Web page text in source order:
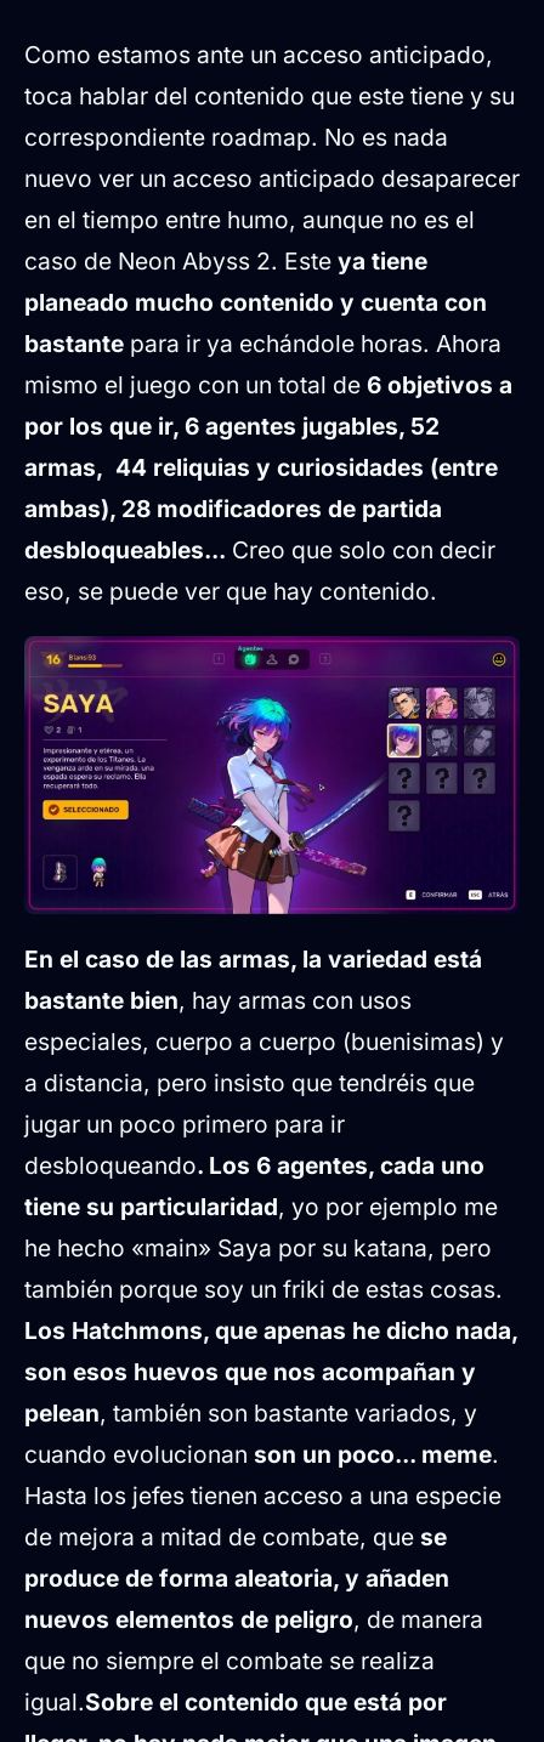
Como estamos ante un acceso anticipado,
toca hablar del contenido que este tiene y su
correspondiente roadmap. No es nada
nuevo ver un acceso anticipado desaparecer
en el tiempo entre humo, aunque no es el
caso de Neon Abyss 2. Este ya tiene
planeado mucho contenido y cuenta con
bastante para ir ya echándole horas. Ahora
mismo el juego con un total de 6 objetivos a
por los que ir, 6 agentes jugables, 52
armas, 44 reliquias y curiosidades (entre
ambas), 28 modificadores de partida
desbloqueables... Creo que solo con decir
eso, se puede ver que hay contenido.
En el caso de las armas, la variedad está
bastante bien, hay armas con usos
especiales, cuerpo a cuerpo (buenisimas) y
a distancia, pero insisto que tendréis que
jugar un poco primero para ir
desbloqueando. Los 6 agentes, cada uno
tiene su particularidad, yo por ejemplo me
he hecho «main» Saya por su katana, pero
también porque soy un friki de estas cosas.
Los Hatchmons, que apenas he dicho nada,
son esos huevos que nos acompañan y
pelean, también son bastante variados, y
cuando evolucionan son un poco... meme.
Hasta los jefes tienen acceso a una especie
de mejora a mitad de combate, que se
produce de forma aleatoria, y añaden
nuevos elementos de peligro, de manera
que no siempre el combate se realiza
igual.Sobre el contenido que está por